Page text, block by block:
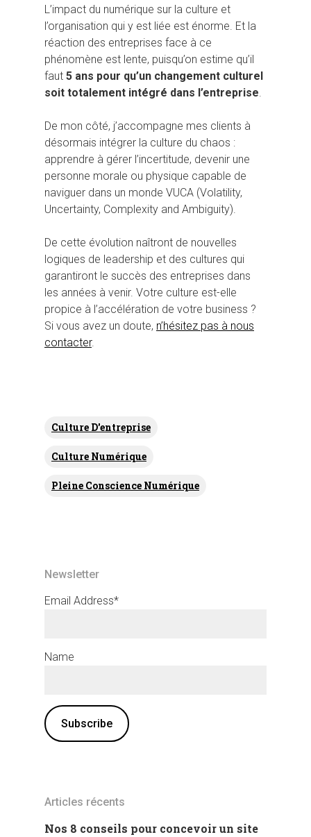
L’impact du numérique sur la culture et
l’organisation qui y est liée est énorme. Et la
réaction des entreprises face à ce
phénomène est lente, puisqu’on estime qu’il
faut 5 ans pour qu’un changement culturel
soit totalement intégré dans l’entreprise.
De mon côté, j’accompagne mes clients à
désormais intégrer la culture du chaos :
apprendre à gérer l’incertitude, devenir une
personne morale ou physique capable de
naviguer dans un monde VUCA (Volatility,
Uncertainty, Complexity and Ambiguity).
De cette évolution naîtront de nouvelles
logiques de leadership et des cultures qui
garantiront le succès des entreprises dans
les années à venir. Votre culture est-elle
propice à l’accélération de votre business ?
Si vous avez un doute, n’hésitez pas à nous
contacter.
Culture D'entreprise
Culture Numérique
Pleine Conscience Numérique
Newsletter
Email Address*
Name
Articles récents
Nos 8 conseils pour concevoir un site